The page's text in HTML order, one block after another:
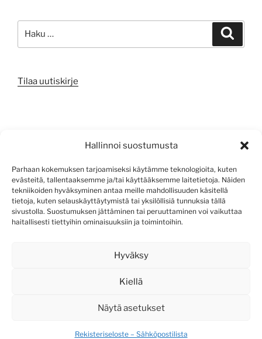
Hallinnoi suostumusta
Parhaan kokemuksen tarjoamiseksi käytämme teknologioita, kuten
evästeitä, tallentaaksemme ja/tai käyttääksemme laitetietoja. Näiden
tekniikoiden hyväksyminen antaa meille mahdollisuuden käsitellä
tietoja, kuten selauskäyttäytymistä tai yksilöllisiä tunnuksia tällä
sivustolla. Suostumuksen jättäminen tai peruuttaminen voi vaikuttaa
haitallisesti tiettyihin ominaisuuksiin ja toimintoihin.
Hyväksy
Kiellä
Näytä asetukset
Rekisteriseloste – Sähköpostilista
Tilaa uutiskirje
Sisältösyöte
Kommenttisyöte